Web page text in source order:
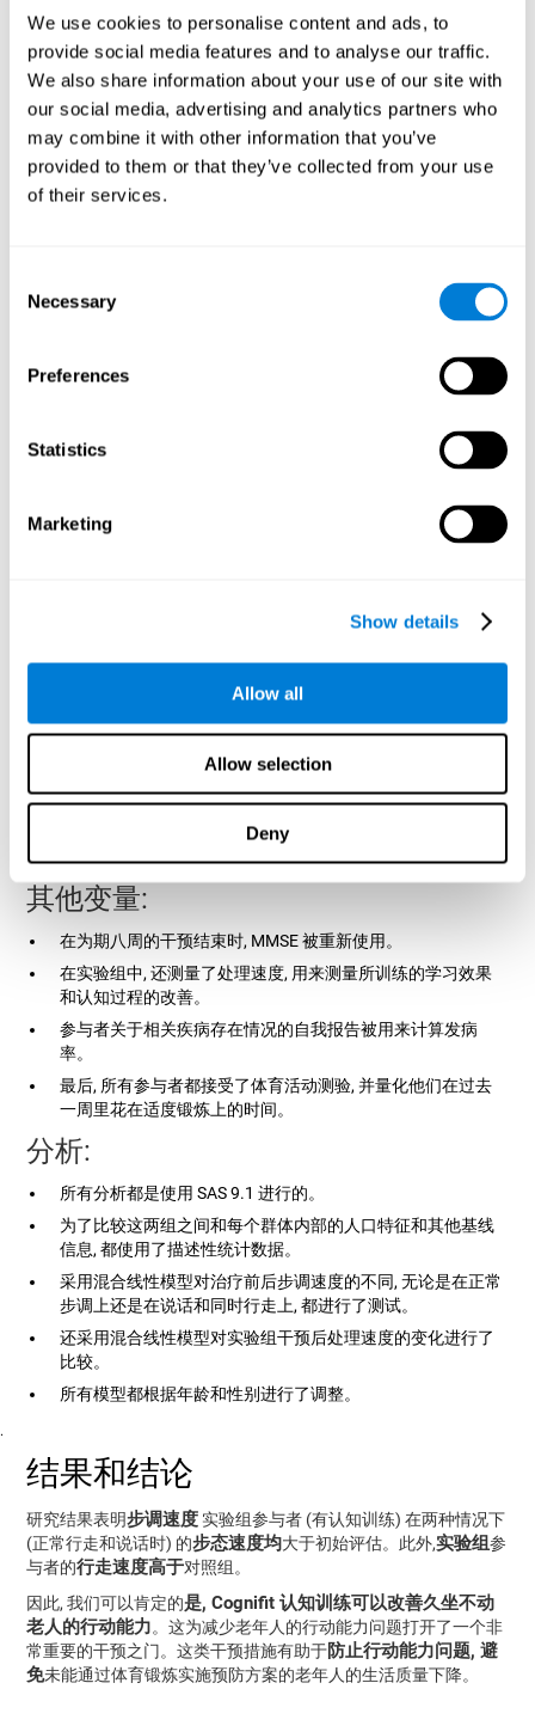
We use cookies to personalise content and ads, to
provide social media features and to analyse our traffic.
We also share information about your use of our site with
our social media, advertising and analytics partners who
may combine it with other information that you’ve
provided to them or that they’ve collected from your use
of their services.
Selection
Necessary
Preferences
Statistics
Marketing
Show details
Allow all
Allow selection
Deny
久坐 (每周锻炼一次或更少)。
行走慢 （<1.0m/s）
无痴呆 (没有老年痴呆症的临床诊断, 手机筛查评分≥5分,
MMSE 有≥25分)。
独立移动 (行走) 的能力。
在过去三个月里, 没有因严重疾病、手术住院, 也没有严重神
经或精神疾病史。
书面同意。 此外，他们不会获得任何报酬，但是会提供了参加所
有会议的交通方式。
在实验小组中, 第一次培训课程包括向参与者解释如何使用计算机
CogniFit 进行初步评估, 评估持续约45分钟。这种评估允许工具根
据他们的弱点或强项调整任务的难度。
计算机化的培训课程包括
务。他们每周三次进行45-60分钟的认知训练, 为期 8周 (总共 72
次), 每次训练之间至少有一个休息日。参与者参加了99.2% 的训
对照组的参与者被告知他们正在等待未来的研究 ，他们并没有
调了体育锻炼的好处。 为了保持对实验的兴趣和持续，他们通过
电话联系并询问他们是否锻炼了，尽管他们没有在家接受任何治
疗。
进行之前评估的人和经过8周的认知干预后，他们并不知道每个参
（GAITRite）测量。 所有参与者都被要求穿舒适的鞋子和保持安
静，在光线充足的走廊的地毯上散步。
其他变量:
在为期八周的干预结束时, MMSE 被重新使用。
在实验组中, 还测量了处理速度, 用来测量所训练的学习效果
和认知过程的改善。
参与者关于相关疾病存在情况的自我报告被用来计算发病
率。
最后, 所有参与者都接受了体育活动测验, 并量化他们在过去
一周里花在适度锻炼上的时间。
分析:
所有分析都是使用 SAS 9.1 进行的。
为了比较这两组之间和每个群体内部的人口特征和其他基线
信息, 都使用了描述性统计数据。
采用混合线性模型对治疗前后步调速度的不同, 无论是在正常
步调上还是在说话和同时行走上, 都进行了测试。
还采用混合线性模型对实验组干预后处理速度的变化进行了
比较。
所有模型都根据年龄和性别进行了调整。
.
结果和结论
研究结果表明步调速度 实验组参与者 (有认知训练) 在两种情况下
(正常行走和说话时) 的步态速度均大于初始评估。此外,实验组参
与者的行走速度高于对照组。
因此, 我们可以肯定的是, Cognifit 认知训练可以改善久坐不动
老人的行动能力。这为减少老年人的行动能力问题打开了一个非
常重要的干预之门。这类干预措施有助于防止行动能力问题, 避
免未能通过体育锻炼实施预防方案的老年人的生活质量下降。